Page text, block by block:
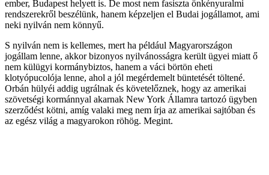
ember, Budapest helyett is. De most nem fasiszta önkényuralmi
rendszerekről beszélünk, hanem képzeljen el Budai jogállamot, ami
neki nyilván nem könnyű.
S nyilván nem is kellemes, mert ha például Magyarországon
jogállam lenne, akkor bizonyos nyilvánosságra került ügyei miatt ő
nem külügyi kormánybiztos, hanem a váci börtön eheti
klotyópucolója lenne, ahol a jól megérdemelt büntetését töltené.
Orbán hülyéi addig ugrálnak és követelőznek, hogy az amerikai
szövetségi kormánnyal akarnak New York Államra tartozó ügyben
szerződést kötni, amíg valaki meg nem írja az amerikai sajtóban és
az egész világ a magyarokon röhög. Megint.